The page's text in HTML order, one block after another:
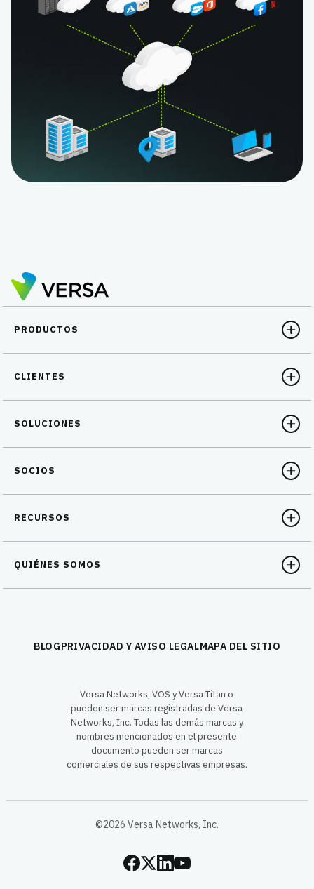
PRODUCTOS
CLIENTES
SOLUCIONES
SOCIOS
RECURSOS
QUIÉNES SOMOS
BLOGPRIVACIDAD Y AVISO LEGALMAPA DEL SITIO
Versa Networks, VOS y Versa Titan o
pueden ser marcas registradas de Versa
Networks, Inc. Todas las demás marcas y
nombres mencionados en el presente
documento pueden ser marcas
comerciales de sus respectivas empresas.
©2026 Versa Networks, Inc.